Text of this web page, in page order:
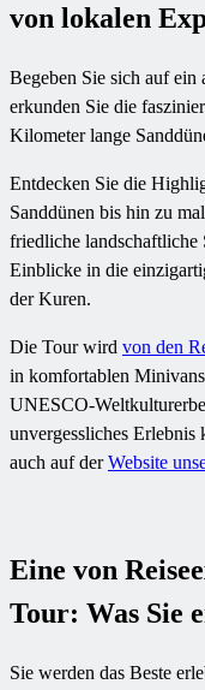
von lokalen
Begeben Sie sich auf ein
erkunden Sie die
Kilometer lange
Entdecken Sie die
Sanddünen bis hin zu
friedliche landschaftliche
Einblicke in die
der Kuren.
Die Tour wird von den
in komfortablen
UNESCO-
unvergessliches
auch auf derWebsite
Eine von
Tour: Was Sie
Sie werden das Beste